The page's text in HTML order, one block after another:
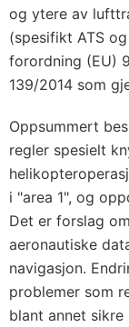
og ytere av
(spesifikt ATS
forordning (EU)
139/2014 som
Oppsummert
regler spesielt
i "area 1", og
Det er forslag
aeronautiske
navigasjon.
problemer som
blant annet sikre